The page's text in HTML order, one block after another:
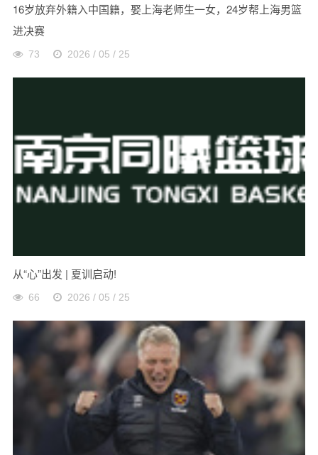
16岁放弃外籍入中国籍，娶上海老师生一女，24岁帮上海男篮
进决赛
73 2026 / 05 / 25
从“心”出发 | 夏训启动!
66 2026 / 05 / 25